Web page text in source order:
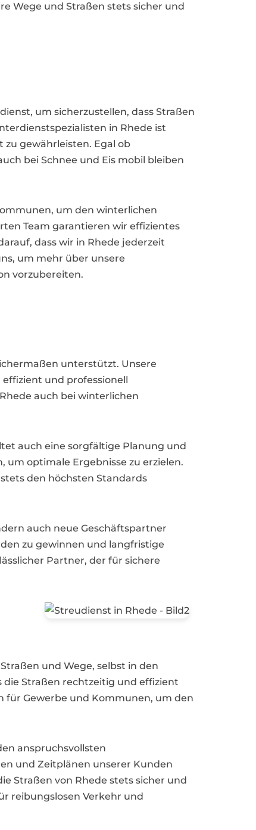
Wege und Straßen stets sicher und
um sicherzustellen, dass Straßen
in Rhede ist
zu gewährleisten. Egal ob
bei Schnee und Eis mobil bleiben
um den winterlichen
Team garantieren wir effizientes
dass wir in Rhede jederzeit
um mehr über unsere
vorzubereiten.
unterstützt. Unsere
und professionell
auch bei winterlichen
auch eine sorgfältige Planung und
um optimale Ergebnisse zu erzielen.
den höchsten Standards
auch neue Geschäftspartner
zu gewinnen und langfristige
Partner, der für sichere
und Wege, selbst in den
Straßen rechtzeitig und effizient
für Gewerbe und Kommunen, um den
anspruchsvollsten
und Zeitplänen unserer Kunden
Straßen von Rhede stets sicher und
reibungslosen Verkehr und